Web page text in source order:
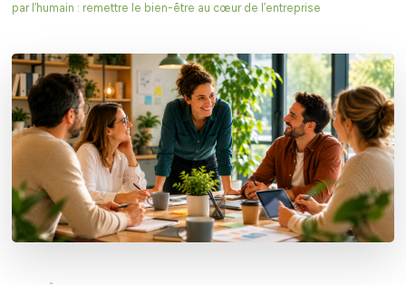
par l’humain : remettre le bien-être au cœur de l’entreprise